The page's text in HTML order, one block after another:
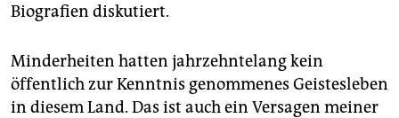
Biografien diskutiert.
Minderheiten hatten jahrzehntelang kein
öffentlich zur Kenntnis genommenes Geistesleben
in diesem Land. Das ist auch ein Versagen meiner